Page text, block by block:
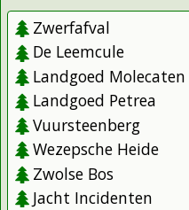
Zwerfafval
De Leemcule
Landgoed Molecaten
Landgoed Petrea
Vuursteenberg
Wezepsche Heide
Zwolse Bos
Jacht Incidenten